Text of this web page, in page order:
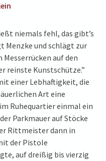
niemals fehl, das gibt’s
Menzke und schlägt zur
auf den
reinste Kunstschütze.”
einer Lebhaftigkeit, die
Art eine
Ruhequartier einmal ein
Parkmauer auf Stöcke
Rittmeister dann in
der Pistole
auf dreißig bis vierzig